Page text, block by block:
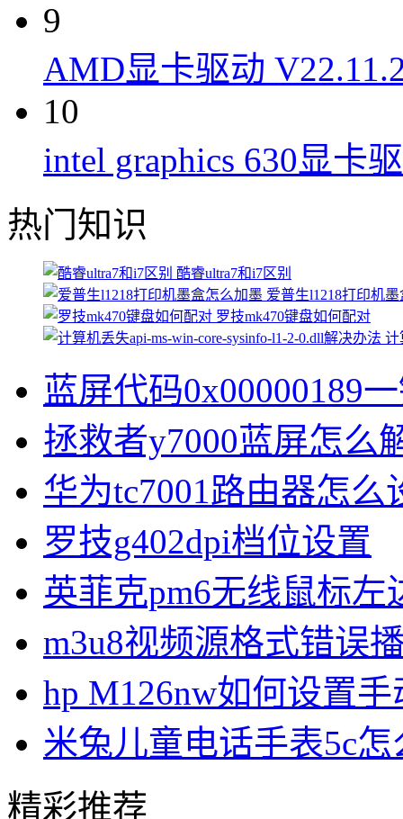
9
AMD显卡驱动
10
intel graphics 630显卡
热门知识
酷睿ultra7和i7区别
爱普生l1218打印机
罗技mk470键盘如何配对
计
蓝屏代码0x00000189
拯救者y7000蓝屏怎么
华为tc7001路由器怎么
罗技g402dpi档位设置
英菲克pm6无线鼠标左
m3u8视频源格式错误
hp M126nw如何设置
米兔儿童电话手表5c
精彩推荐